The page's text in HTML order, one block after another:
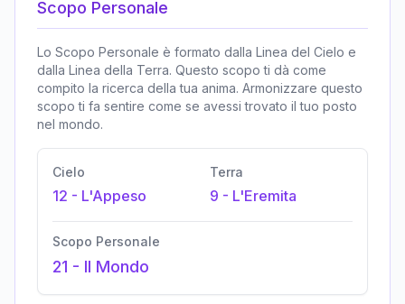
Scopo Personale
Lo Scopo Personale è formato dalla Linea del Cielo e
dalla Linea della Terra. Questo scopo ti dà come
compito la ricerca della tua anima. Armonizzare questo
scopo ti fa sentire come se avessi trovato il tuo posto
nel mondo.
Cielo
12 - L'Appeso
Terra
9 - L'Eremita
Scopo Personale
21 - Il Mondo